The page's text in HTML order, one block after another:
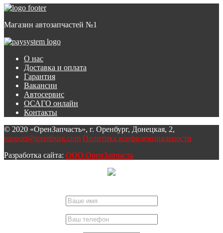
Магазин автозапчастей №1
О нас
Доставка и оплата
Гарантия
Вакансии
Автосервис
ОСАГО онлайн
Контакты
© 2020 «ОренЗапчасть», г. Оренбург, Донецкая, 2,
support@iorenburg.com Политика конфиденциальности
Разработка сайта: ООО ОренЗапчасть